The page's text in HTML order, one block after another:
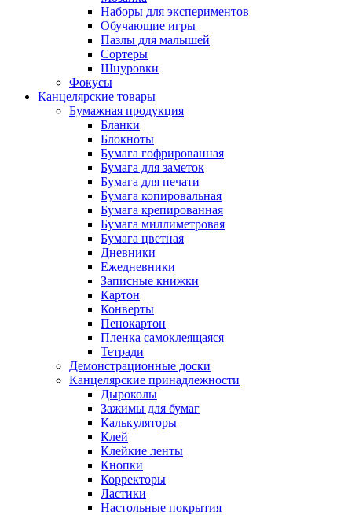
Наборы для экспериментов
Обучающие игры
Пазлы для малышей
Сортеры
Шнуровки
Фокусы
Канцелярские товары
Бумажная продукция
Бланки
Блокноты
Бумага гофрированная
Бумага для заметок
Бумага для печати
Бумага копировальная
Бумага крепированная
Бумага миллиметровая
Бумага цветная
Дневники
Ежедневники
Записные книжки
Картон
Конверты
Пенокартон
Пленка самоклеящаяся
Тетради
Демонстрационные доски
Канцелярские принадлежности
Дыроколы
Зажимы для бумаг
Калькуляторы
Клей
Клейкие ленты
Кнопки
Корректоры
Ластики
Настольные покрытия